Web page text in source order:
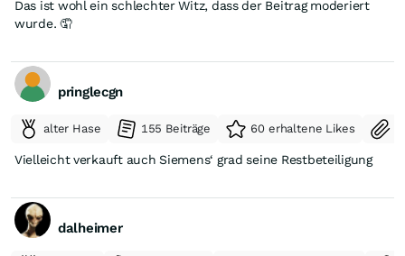
Das ist wohl ein schlechter Witz, dass der Beitrag moderiert
wurde. 🤦
pringlecgn
alter Hase 155 Beiträge 60 erhaltene Likes
Vielleicht verkauft auch Siemens‘ grad seine Restbeteiligung
dalheimer